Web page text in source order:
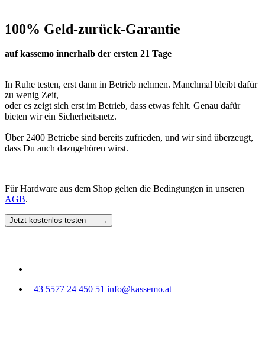
100% Geld-zurück-Garantie
auf kassemo innerhalb der ersten 21 Tage
In Ruhe testen, erst dann in Betrieb nehmen. Manchmal bleibt dafür
zu wenig Zeit,
oder es zeigt sich erst im Betrieb, dass etwas fehlt. Genau dafür
bieten wir ein Sicherheitsnetz.
Über 2400 Betriebe sind bereits zufrieden, und wir sind überzeugt,
dass Du auch dazugehören wirst.
Für Hardware aus dem Shop gelten die Bedingungen in unseren
AGB.
Jetzt kostenlos testen →
+43 5577 24 450 51 info@kassemo.at